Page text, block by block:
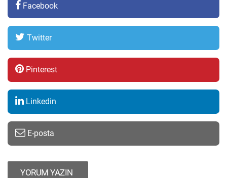
Facebook
Twitter
Pinterest
Linkedin
E-posta
YORUM YAZIN